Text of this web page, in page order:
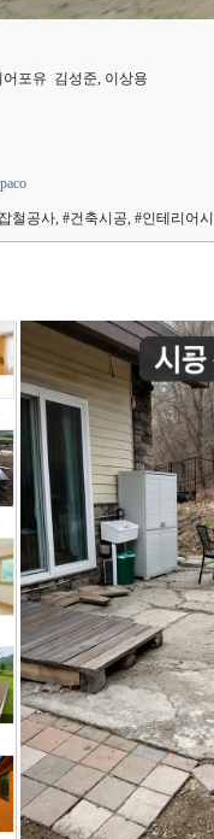
포유 김성준, 이상용
철공사, #건축시공, #인테리어